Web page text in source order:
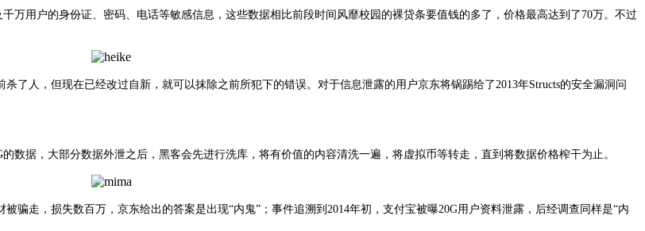
万用户的身份证、密码、电话等敏感信息，这些数据相比前段时间风靡校园的裸贷条要值钱的多了，价格最高达到了70万。不过
了人，但现在已经改过自新，就可以抹除之前所犯下的错误。对于信息泄露的用户京东将锅踢给了2013年Structs的安全漏洞问
数据，大部分数据外泄之后，黑客会先进行洗库，将有价值的内容清洗一遍，将虚拟币等转走，直到将数据价格榨干为止。
骗走，损失数百万，京东给出的答案是出现“内鬼”；事件追溯到2014年初，支付宝被曝20G用户资料泄露，后经调查同样是“内